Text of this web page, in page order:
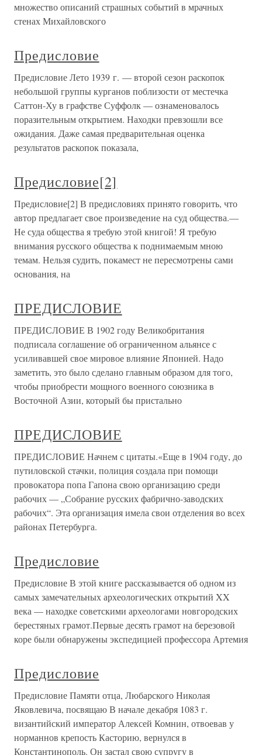
множество описаний страшных событий в мрачных
стенах Михайловского
Предисловие
Предисловие Лето 1939 г. — второй сезон раскопок
небольшой группы курганов поблизости от местечка
Саттон-Ху в графстве Суффолк — ознаменовалось
поразительным открытием. Находки превзошли все
ожидания. Даже самая предварительная оценка
результатов раскопок показала,
Предисловие[2]
Предисловие[2] В предисловиях принято говорить, что
автор предлагает свое произведение на суд общества.—
Не суда общества я требую этой книгой! Я требую
внимания русского общества к поднимаемым мною
темам. Нельзя судить, покамест не пересмотрены сами
основания, на
ПРЕДИСЛОВИЕ
ПРЕДИСЛОВИЕ В 1902 году Великобритания
подписала соглашение об ограниченном альянсе с
усиливавшей свое мировое влияние Японией. Надо
заметить, это было сделано главным образом для того,
чтобы приобрести мощного военного союзника в
Восточной Азии, который бы пристально
ПРЕДИСЛОВИЕ
ПРЕДИСЛОВИЕ Начнем с цитаты.«Еще в 1904 году, до
путиловской стачки, полиция создала при помощи
провокатора попа Гапона свою организацию среди
рабочих — „Собрание русских фабрично-заводских
рабочих“. Эта организация имела свои отделения во всех
районах Петербурга.
Предисловие
Предисловие В этой книге рассказывается об одном из
самых замечательных археологических открытий XX
века — находке советскими археологами новгородских
берестяных грамот.Первые десять грамот на березовой
коре были обнаружены экспедицией профессора Артемия
Предисловие
Предисловие Памяти отца, Любарского Николая
Яковлевича, посвящаю В начале декабря 1083 г.
византийский император Алексей Комнин, отвоевав у
норманнов крепость Касторию, вернулся в
Константинополь. Он застал свою супругу в